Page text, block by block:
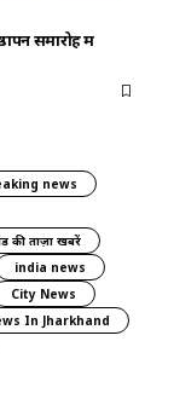
समारोह में
news
की ताज़ा खबरें
india news
City News
In Jharkhand